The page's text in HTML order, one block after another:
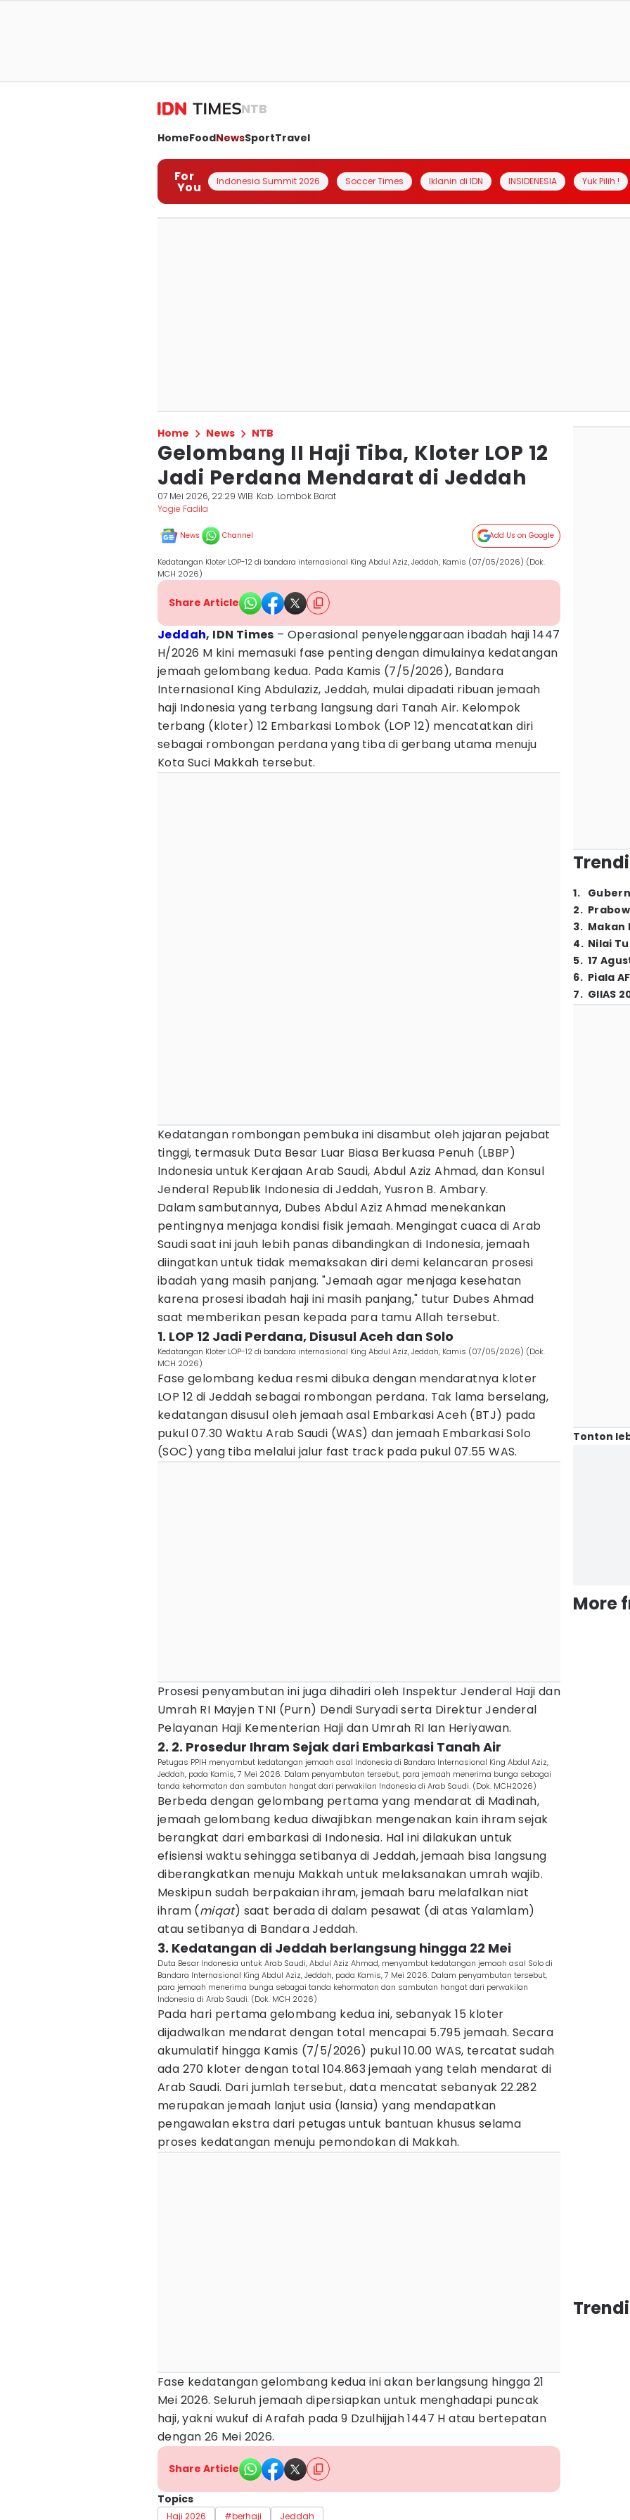
NTB
HomeFoodNewsSportTravel
For
You Indonesia Summit 2026 Soccer Times Iklanin di IDN INSIDENESIA Yuk Pilih !
Home News NTB
Gelombang II Haji Tiba, Kloter LOP 12
Jadi Perdana Mendarat di Jeddah
07 Mei 2026, 22:29 WIB Kab. Lombok Barat
Yogie Fadila
News Channel Add Us on Google
Kedatangan Kloter LOP-12 di bandara internasional King Abdul Aziz, Jeddah, Kamis (07/05/2026) (Dok.
MCH 2026)
Share Article
Jeddah, IDN Times – Operasional penyelenggaraan ibadah haji 1447
H/2026 M kini memasuki fase penting dengan dimulainya kedatangan
jemaah gelombang kedua. Pada Kamis (7/5/2026), Bandara
Internasional King Abdulaziz, Jeddah, mulai dipadati ribuan jemaah
haji Indonesia yang terbang langsung dari Tanah Air. Kelompok
terbang (kloter) 12 Embarkasi Lombok (LOP 12) mencatatkan diri
sebagai rombongan perdana yang tiba di gerbang utama menuju
Kota Suci Makkah tersebut.
Kedatangan rombongan pembuka ini disambut oleh jajaran pejabat
tinggi, termasuk Duta Besar Luar Biasa Berkuasa Penuh (LBBP)
Indonesia untuk Kerajaan Arab Saudi, Abdul Aziz Ahmad, dan Konsul
Jenderal Republik Indonesia di Jeddah, Yusron B. Ambary.
Dalam sambutannya, Dubes Abdul Aziz Ahmad menekankan
pentingnya menjaga kondisi fisik jemaah. Mengingat cuaca di Arab
Saudi saat ini jauh lebih panas dibandingkan di Indonesia, jemaah
diingatkan untuk tidak memaksakan diri demi kelancaran prosesi
ibadah yang masih panjang. "Jemaah agar menjaga kesehatan
karena prosesi ibadah haji ini masih panjang," tutur Dubes Ahmad
saat memberikan pesan kepada para tamu Allah tersebut.
1. LOP 12 Jadi Perdana, Disusul Aceh dan Solo
Kedatangan Kloter LOP-12 di bandara internasional King Abdul Aziz, Jeddah, Kamis (07/05/2026) (Dok.
MCH 2026)
Fase gelombang kedua resmi dibuka dengan mendaratnya kloter
LOP 12 di Jeddah sebagai rombongan perdana. Tak lama berselang,
kedatangan disusul oleh jemaah asal Embarkasi Aceh (BTJ) pada
pukul 07.30 Waktu Arab Saudi (WAS) dan jemaah Embarkasi Solo
(SOC) yang tiba melalui jalur fast track pada pukul 07.55 WAS.
Prosesi penyambutan ini juga dihadiri oleh Inspektur Jenderal Haji dan
Umrah RI Mayjen TNI (Purn) Dendi Suryadi serta Direktur Jenderal
Pelayanan Haji Kementerian Haji dan Umrah RI Ian Heriyawan.
2. 2. Prosedur Ihram Sejak dari Embarkasi Tanah Air
Petugas PPIH menyambut kedatangan jemaah asal Indonesia di Bandara Internasional King Abdul Aziz,
Jeddah, pada Kamis, 7 Mei 2026. Dalam penyambutan tersebut, para jemaah menerima bunga sebagai
tanda kehormatan dan sambutan hangat dari perwakilan Indonesia di Arab Saudi. (Dok. MCH2026)
Berbeda dengan gelombang pertama yang mendarat di Madinah,
jemaah gelombang kedua diwajibkan mengenakan kain ihram sejak
berangkat dari embarkasi di Indonesia. Hal ini dilakukan untuk
efisiensi waktu sehingga setibanya di Jeddah, jemaah bisa langsung
diberangkatkan menuju Makkah untuk melaksanakan umrah wajib.
Meskipun sudah berpakaian ihram, jemaah baru melafalkan niat
ihram (miqat) saat berada di dalam pesawat (di atas Yalamlam)
atau setibanya di Bandara Jeddah.
3. Kedatangan di Jeddah berlangsung hingga 22 Mei
Duta Besar Indonesia untuk Arab Saudi, Abdul Aziz Ahmad, menyambut kedatangan jemaah asal Solo di
Bandara Internasional King Abdul Aziz, Jeddah, pada Kamis, 7 Mei 2026. Dalam penyambutan tersebut,
para jemaah menerima bunga sebagai tanda kehormatan dan sambutan hangat dari perwakilan
Indonesia di Arab Saudi. (Dok. MCH 2026)
Pada hari pertama gelombang kedua ini, sebanyak 15 kloter
dijadwalkan mendarat dengan total mencapai 5.795 jemaah. Secara
akumulatif hingga Kamis (7/5/2026) pukul 10.00 WAS, tercatat sudah
ada 270 kloter dengan total 104.863 jemaah yang telah mendarat di
Arab Saudi. Dari jumlah tersebut, data mencatat sebanyak 22.282
merupakan jemaah lanjut usia (lansia) yang mendapatkan
pengawalan ekstra dari petugas untuk bantuan khusus selama
proses kedatangan menuju pemondokan di Makkah.
Fase kedatangan gelombang kedua ini akan berlangsung hingga 21
Mei 2026. Seluruh jemaah dipersiapkan untuk menghadapi puncak
haji, yakni wukuf di Arafah pada 9 Dzulhijjah 1447 H atau bertepatan
dengan 26 Mei 2026.
Share Article
Topics
Haji 2026 #berhaji Jeddah
1.
2.
3. Makan
4. Nilai
5. 17
6. Piala
7. GIIAS
Tonton
More